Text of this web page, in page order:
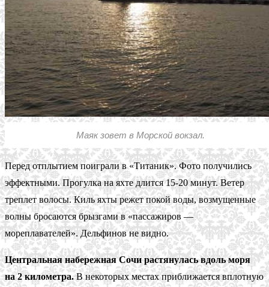
Маяк зовет в Морской вокзал.
Перед отплытием поиграли в «Титаник». Фото получились
эффектными. Прогулка на яхте длится 15-20 минут. Ветер
треплет волосы. Киль яхты режет покой воды, возмущенные
волны бросаются брызгами в «пассажиров —
мореплавателей». Дельфинов не видно.
Центральная набережная Сочи растянулась вдоль моря
на 2 километра.В некоторых местах приближается вплотную